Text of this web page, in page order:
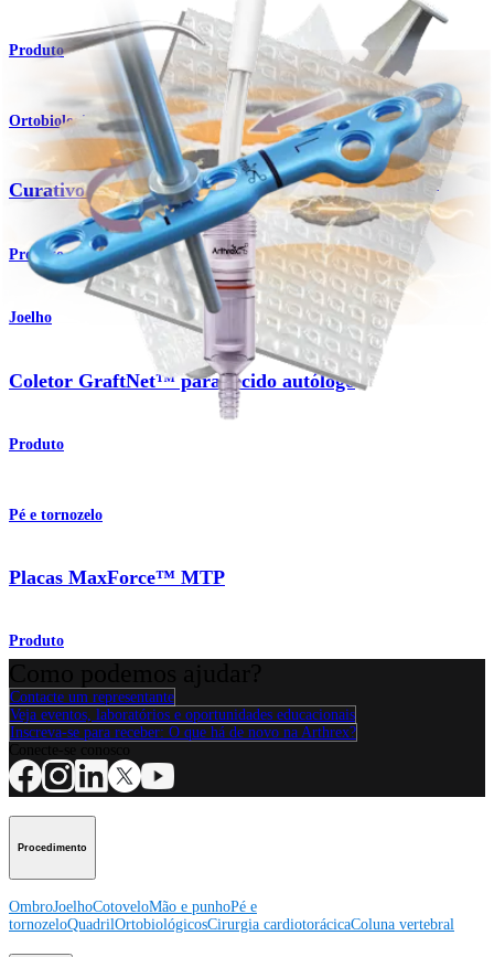
Produto
Ortobiologia
Curativo antimicrobiano para feridas JumpStart ®
Produto
Joelho
Coletor GraftNet™ para tecido autólogo
Produto
Pé e tornozelo
Placas MaxForce™ MTP
Produto
Contacte um representante
Veja eventos, laboratórios e oportunidades educacionais
Inscreva-se para receber: O que há de novo na Arthrex?
Procedimento
OmbroJoelhoCotoveloMão e punhoPé e
tornozeloQuadrilOrtobiológicosCirurgia cardiotorácicaColuna vertebral